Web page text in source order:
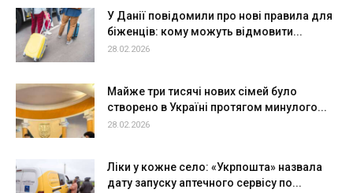
У Данії повідомили про нові правила для
біженців: кому можуть відмовити...
28.02.2026
Майже три тисячі нових сімей було
створено в Україні протягом минулого...
28.02.2026
Ліки у кожне село: «Укрпошта» назвала
дату запуску аптечного сервісу по...